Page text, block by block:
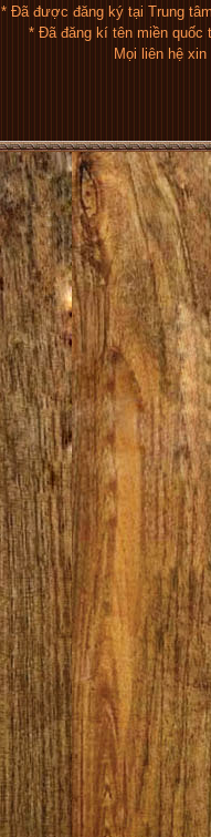
* Đã được đăng ký tại Trung
* Đã đăng kí tên miền quốc
Mọi liên hệ